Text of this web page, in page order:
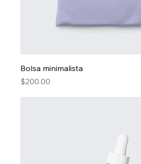
Bolsa minimalista
Precio
$200.00